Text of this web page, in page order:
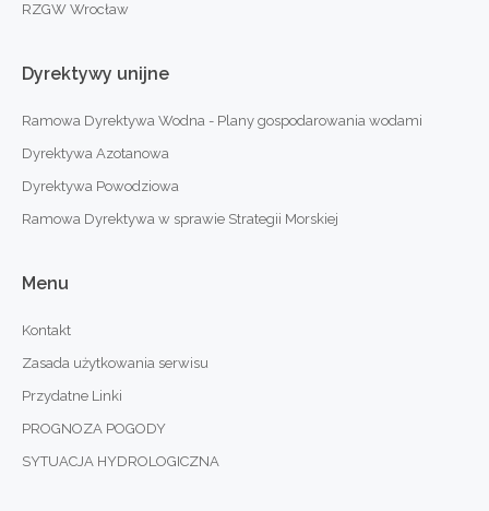
RZGW Wrocław
Dyrektywy unijne
Ramowa Dyrektywa Wodna - Plany gospodarowania wodami
Dyrektywa Azotanowa
Dyrektywa Powodziowa
Ramowa Dyrektywa w sprawie Strategii Morskiej
Menu
Kontakt
Zasada użytkowania serwisu
Przydatne Linki
PROGNOZA POGODY
SYTUACJA HYDROLOGICZNA